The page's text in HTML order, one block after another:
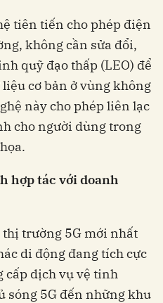
tiên tiến cho phép điện
không cần sửa đổi,
quỹ đạo thấp (LEO) để
cơ bản ở vùng không
này cho phép liên lạc
cho người dùng trong
hợp tác với doanh
thị trường 5G mới nhất
di động đang tích cực
cấp dịch vụ vệ tinh
sóng 5G đến những khu